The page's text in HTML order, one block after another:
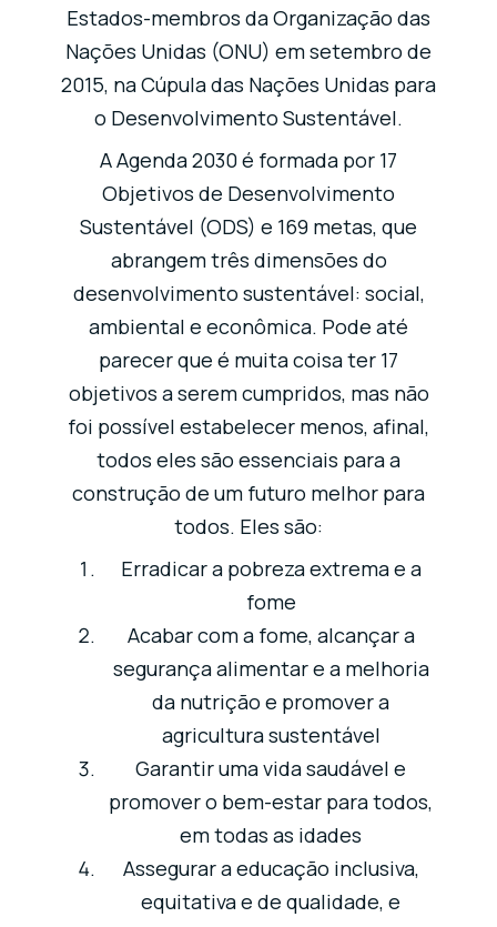
Estados-membros da Organização das
Nações Unidas (ONU) em setembro de
2015, na Cúpula das Nações Unidas para
o Desenvolvimento Sustentável.
A Agenda 2030 é formada por 17
Objetivos de Desenvolvimento
Sustentável (ODS) e 169 metas, que
abrangem três dimensões do
desenvolvimento sustentável: social,
ambiental e econômica. Pode até
parecer que é muita coisa ter 17
objetivos a serem cumpridos, mas não
foi possível estabelecer menos, afinal,
todos eles são essenciais para a
construção de um futuro melhor para
todos. Eles são:
Erradicar a pobreza extrema e a
fome
Acabar com a fome, alcançar a
segurança alimentar e a melhoria
da nutrição e promover a
agricultura sustentável
Garantir uma vida saudável e
promover o bem-estar para todos,
em todas as idades
Assegurar a educação inclusiva,
equitativa e de qualidade, e